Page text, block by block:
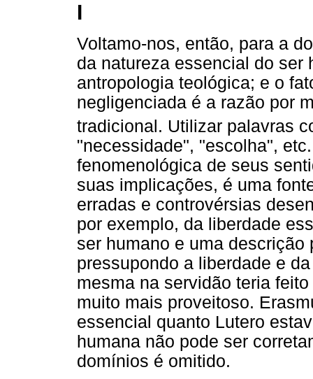
I
Voltamo-nos, então, para a
da natureza essencial do ser
antropologia teológica; e o
negligenciada é a razão por
tradicional. Utilizar palavras
"necessidade", "escolha",
fenomenológica de seus
suas implicações, é uma
erradas e controvérsias
por exemplo, da liberdade
ser humano e uma
pressupondo a liberdade e
mesma na servidão teria
muito mais proveitoso.
essencial quanto Lutero
humana não pode ser
domínios é omitido.